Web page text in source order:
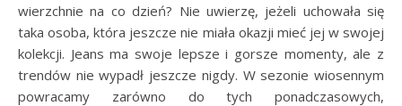
wierzchnie na co dzień? Nie uwierzę, jeżeli uchowała się
taka osoba, która jeszcze nie miała okazji mieć jej w swojej
kolekcji. Jeans ma swoje lepsze i gorsze momenty, ale z
trendów nie wypadł jeszcze nigdy. W sezonie wiosennym
powracamy zarówno do tych ponadczasowych,